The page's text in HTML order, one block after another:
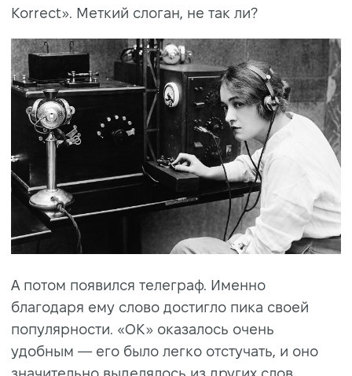
Korrect». Меткий слоган, не так ли?
А потом появился телеграф. Именно
благодаря ему слово достигло пика своей
популярности. «ОК» оказалось очень
удобным — его было легко отстучать, и оно